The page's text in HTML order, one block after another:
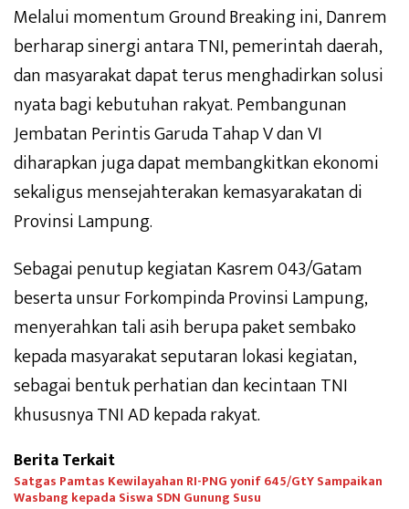
Melalui momentum Ground Breaking ini, Danrem
berharap sinergi antara TNI, pemerintah daerah,
dan masyarakat dapat terus menghadirkan solusi
nyata bagi kebutuhan rakyat. Pembangunan
Jembatan Perintis Garuda Tahap V dan VI
diharapkan juga dapat membangkitkan ekonomi
sekaligus mensejahterakan kemasyarakatan di
Provinsi Lampung.
Sebagai penutup kegiatan Kasrem 043/Gatam
beserta unsur Forkompinda Provinsi Lampung,
menyerahkan tali asih berupa paket sembako
kepada masyarakat seputaran lokasi kegiatan,
sebagai bentuk perhatian dan kecintaan TNI
khususnya TNI AD kepada rakyat.
Berita Terkait
Satgas Pamtas Kewilayahan RI-PNG yonif 645/GtY Sampaikan
Wasbang kepada Siswa SDN Gunung Susu